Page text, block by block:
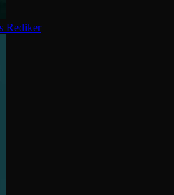
Rediker